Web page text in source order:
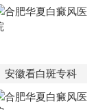
安徽看白斑专科